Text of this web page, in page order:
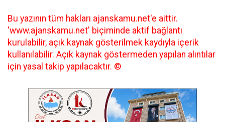
Bu yazının tüm hakları ajanskamu.net'e aittir.
'www.ajanskamu.net' biçiminde aktif bağlantı
kurulabilir, açık kaynak gösterilmek kaydıyla içerik
kullanılabilir. Açık kaynak göstermeden yapılan alıntılar
için yasal takip yapılacaktır. ©